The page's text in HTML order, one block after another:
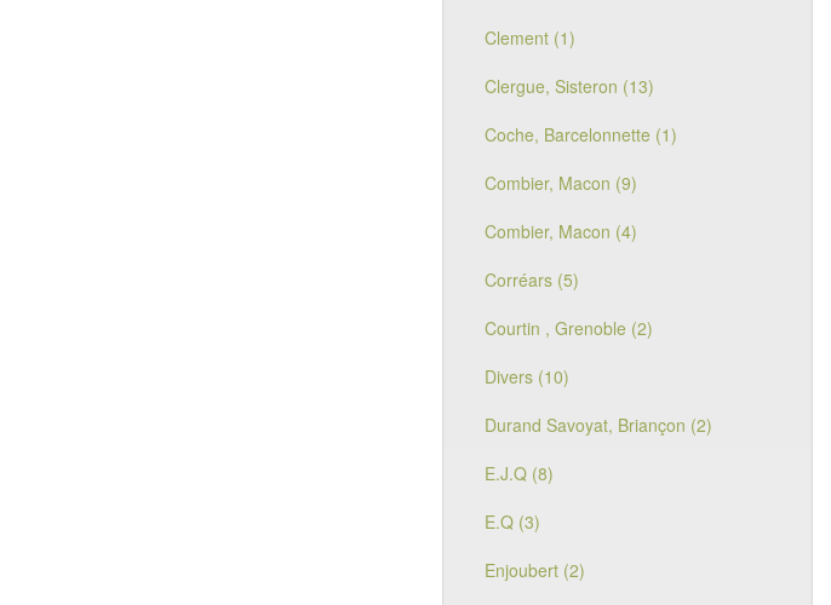
Clement (1)
Clergue, Sisteron (13)
Coche, Barcelonnette (1)
Combier, Macon (9)
Combier, Macon (4)
Corréars (5)
Courtin , Grenoble (2)
Divers (10)
Durand Savoyat, Briançon (2)
E.J.Q (8)
E.Q (3)
Enjoubert (2)